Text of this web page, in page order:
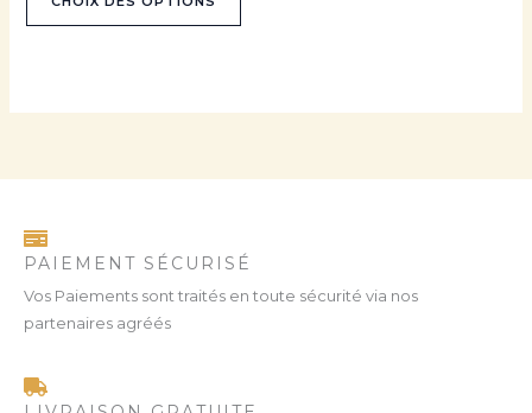
PAIEMENT SÉCURISÉ
Vos Paiements sont traités en toute sécurité via nos
partenaires agréés